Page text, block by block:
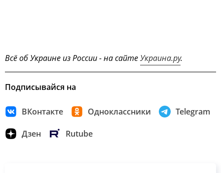
Всё об Украине из России - на сайтеУкраина.ру.
Подписывайся на
ВКонтакте Одноклассники Telegram
Дзен Rutube